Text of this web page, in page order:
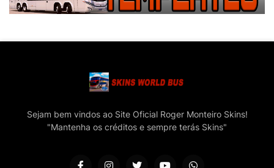
Sejam bem vindos ao Site Oficial Roger Monteiro Skins!
"Mantenha os créditos e sempre terás Skins"